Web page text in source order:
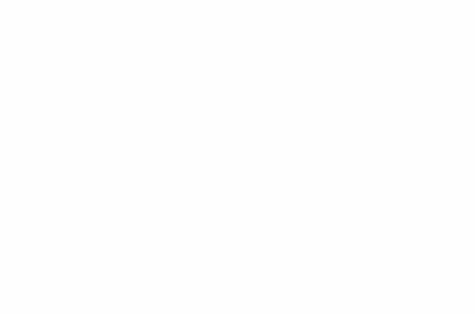
oraz sołtys sołectwa z terenu,
Celem komisji jest przeprowadzanie przetargów